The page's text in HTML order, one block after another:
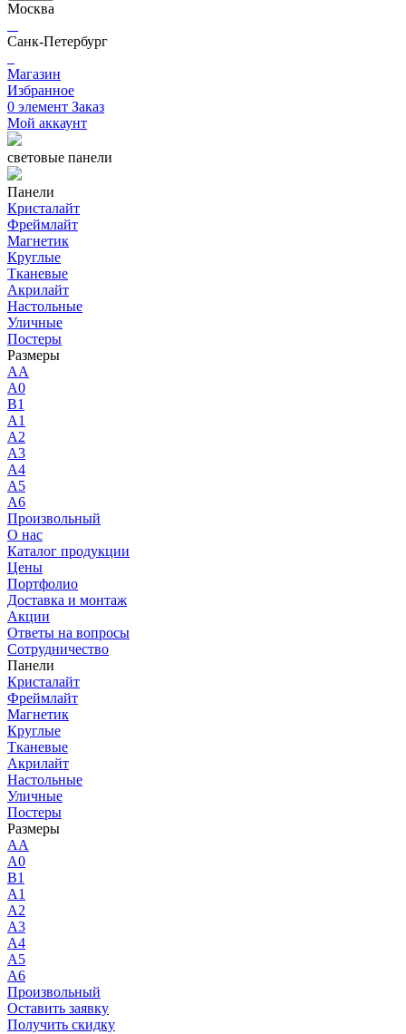
Москва
Санк-Петербург
Магазин
Избранное
0 элемент Заказ
Мой аккаунт
световые панели
Панели
Кристалайт
Фреймлайт
Магнетик
Круглые
Тканевые
Акрилайт
Настольные
Уличные
Постеры
Размеры
AA
A0
B1
A1
A2
A3
A4
A5
A6
Произвольный
О нас
Каталог продукции
Цены
Портфолио
Доставка и монтаж
Акции
Ответы на вопросы
Сотрудничество
Панели
Кристалайт
Фреймлайт
Магнетик
Круглые
Тканевые
Акрилайт
Настольные
Уличные
Постеры
Размеры
AA
A0
B1
A1
A2
A3
A4
A5
A6
Произвольный
Оставить заявку
Получить скидку